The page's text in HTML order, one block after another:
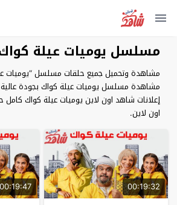
مسلسل يوميات عيلة
مشاهدة وتحميل جميع حلقات مسلسل “يوميات
مشاهدة مسلسل يوميات عيلة كواك بجودة
إعلانات شاهد اون لاين يوميات عيلة كواك
اون لاين.
00:19:32